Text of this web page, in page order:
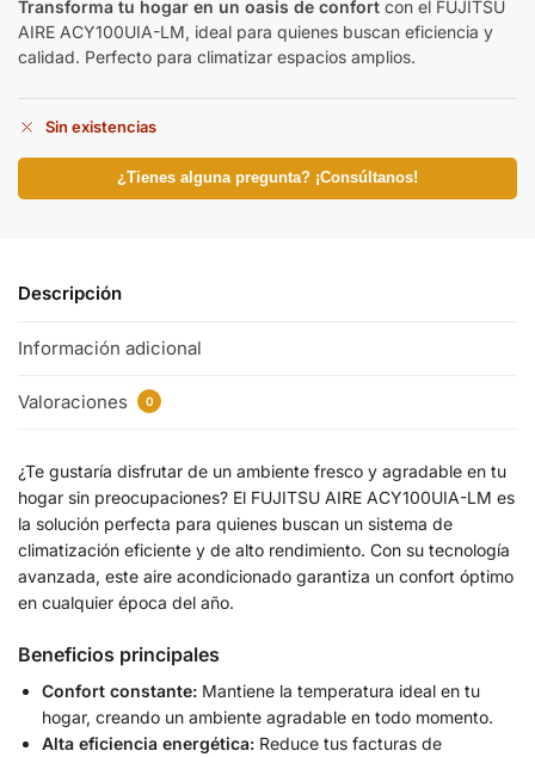
Transforma tu hogar en un oasis de confort con el FUJITSU
AIRE ACY100UIA-LM, ideal para quienes buscan eficiencia y
calidad. Perfecto para climatizar espacios amplios.
Sin existencias
¿Tienes alguna pregunta? ¡Consúltanos!
Descripción
Información adicional
Valoraciones 0
¿Te gustaría disfrutar de un ambiente fresco y agradable en tu
hogar sin preocupaciones? El FUJITSU AIRE ACY100UIA-LM es
la solución perfecta para quienes buscan un sistema de
climatización eficiente y de alto rendimiento. Con su tecnología
avanzada, este aire acondicionado garantiza un confort óptimo
en cualquier época del año.
Beneficios principales
Confort constante: Mantiene la temperatura ideal en tu
hogar, creando un ambiente agradable en todo momento.
Alta eficiencia energética: Reduce tus facturas de